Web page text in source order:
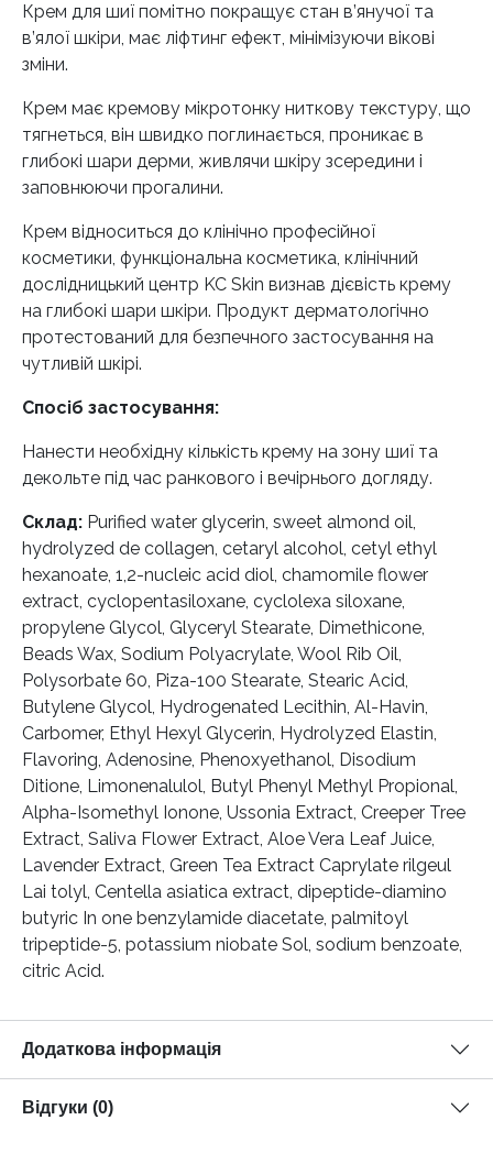
Крем для шиї помітно покращує стан в’янучої та
в’ялої шкіри, має ліфтинг ефект, мінімізуючи вікові
зміни.
Крем має кремову мікротонку ниткову текстуру, що
тягнеться, він швидко поглинається, проникає в
глибокі шари дерми, живлячи шкіру зсередини і
заповнюючи прогалини.
Крем відноситься до клінічно професійної
косметики, функціональна косметика, клінічний
дослідницький центр KC Skin визнав дієвість крему
на глибокі шари шкіри. Продукт дерматологічно
протестований для безпечного застосування на
чутливій шкірі.
Спосіб застосування:
Нанести необхідну кількість крему на зону шиї та
декольте під час ранкового і вечірнього догляду.
Склад: Purified water glycerin, sweet almond oil,
hydrolyzed de collagen, cetaryl alcohol, cetyl ethyl
hexanoate, 1,2-nucleic acid diol, chamomile flower
extract, cyclopentasiloxane, cyclolexa siloxane,
propylene Glycol, Glyceryl Stearate, Dimethicone,
Beads Wax, Sodium Polyacrylate, Wool Rib Oil,
Polysorbate 60, Piza-100 Stearate, Stearic Acid,
Butylene Glycol, Hydrogenated Lecithin, Al-Havin,
Carbomer, Ethyl Hexyl Glycerin, Hydrolyzed Elastin,
Flavoring, Adenosine, Phenoxyethanol, Disodium
Ditione, Limonenalulol, Butyl Phenyl Methyl Propional,
Alpha-Isomethyl Ionone, Ussonia Extract, Creeper Tree
Extract, Saliva Flower Extract, Aloe Vera Leaf Juice,
Lavender Extract, Green Tea Extract Caprylate rilgeul
Lai tolyl, Centella asiatica extract, dipeptide-diamino
butyric In one benzylamide diacetate, palmitoyl
tripeptide-5, potassium niobate Sol, sodium benzoate,
citric Acid.
Додаткова інформація
Відгуки (0)